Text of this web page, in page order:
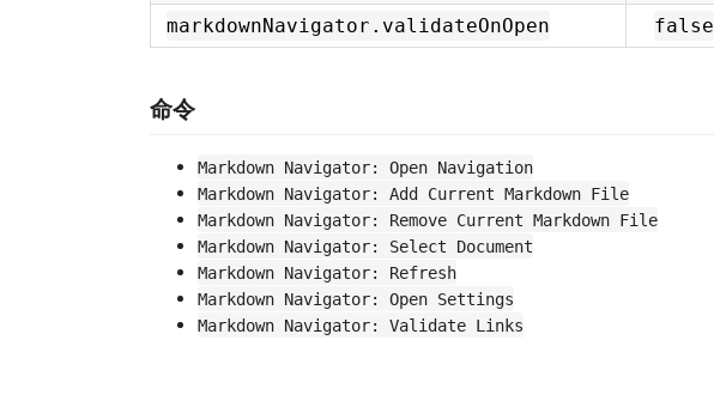
markdownNavigator.validateOnOpen false
命令
Markdown Navigator: Open Navigation
Markdown Navigator: Add Current Markdown File
Markdown Navigator: Remove Current Markdown File
Markdown Navigator: Select Document
Markdown Navigator: Refresh
Markdown Navigator: Open Settings
Markdown Navigator: Validate Links